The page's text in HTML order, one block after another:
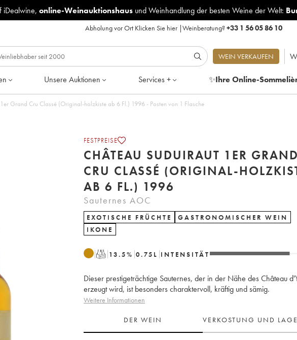
iDealwine, online-Weinauktionshausund Weinhandlung der besten Weine der Welt:
Abholung vor Ort Klicken Sie hier|Weinberatung?+33 1 56 05 86 10
WEIN VERKAUFEN
Unsere Auktionen Services + ✨Ihre Online-
Grand Cru Classé (Original-holzkiste ab 6 Fl.) 1996 - Posten von 1 Flasche
FESTPREISE
CHÂTEAU SUDUIRAUT 1ER GRAND
CRU CLASSÉ (ORIGINAL-
AB 6 FL.) 1996
Sauternes AOC
EXOTISCHE FRÜCHTE
GASTRONOMISCHER WEIN
IKONE
T 13.5% 0.75 L INTENSITÄT
Dieser prestigeträchtige Sauternes, der in der Nähe des Château
erzeugt wird, ist besonders charaktervoll, kräftig und sämig.
Weitere Informationen
DER WEIN VERKOSTUNG UND